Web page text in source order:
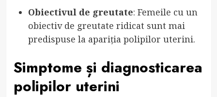
Obiectivul de greutate: Femeile cu un
obiectiv de greutate ridicat sunt mai
predispuse la apariția polipilor uterini.
Simptome și diagnosticarea
polipilor uterini